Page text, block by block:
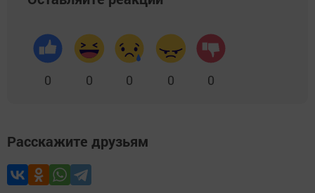
0 0 0 0 0
Расскажите друзьям